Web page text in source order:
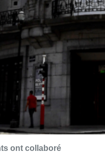
ont collaboré